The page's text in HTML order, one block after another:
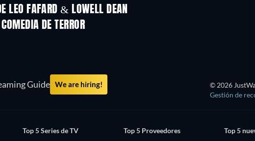
LEO FAFARD & LOWELL DEAN
DE TERROR
Guide We are hiring! © 2026
Gestión de
Top 5 Series de TV Top 5 Proveedores Top 5